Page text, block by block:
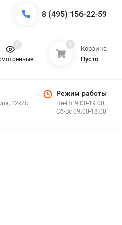
8 (495) 156-22-59
0 0
Корзина
Пусто
12к2с
Режим работы
Пн-Пт 9:00-19:00;
Сб-Вс 09:00-18:00